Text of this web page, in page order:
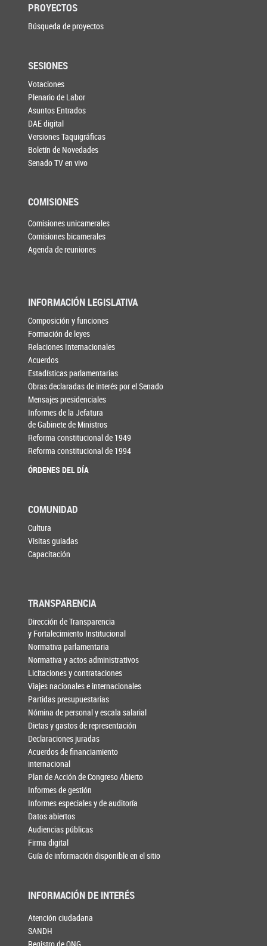
PROYECTOS
Búsqueda de proyectos
SESIONES
Votaciones
Plenario de Labor
Asuntos Entrados
DAE digital
Versiones Taquigráficas
Boletín de Novedades
Senado TV en vivo
COMISIONES
Comisiones unicamerales
Comisiones bicamerales
Agenda de reuniones
INFORMACIÓN LEGISLATIVA
Composición y funciones
Formación de leyes
Relaciones Internacionales
Acuerdos
Estadísticas parlamentarias
Obras declaradas de interés por el Senado
Mensajes presidenciales
Informes de la Jefatura
de Gabinete de Ministros
Reforma constitucional de 1949
Reforma constitucional de 1994
ÓRDENES DEL DÍA
COMUNIDAD
Cultura
Visitas guiadas
Capacitación
TRANSPARENCIA
Dirección de Transparencia
y Fortalecimiento Institucional
Normativa parlamentaria
Normativa y actos administrativos
Licitaciones y contrataciones
Viajes nacionales e internacionales
Partidas presupuestarias
Nómina de personal y escala salarial
Dietas y gastos de representación
Declaraciones juradas
Acuerdos de financiamiento
internacional
Plan de Acción de Congreso Abierto
Informes de gestión
Informes especiales y de auditoría
Datos abiertos
Audiencias públicas
Firma digital
Guía de información disponible en el sitio
INFORMACIÓN DE INTERÉS
Atención ciudadana
SANDH